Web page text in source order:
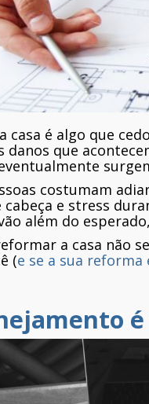
casa é algo que
danos que
costumam
cabeça e stress
além do
a casa não
(e se a sua